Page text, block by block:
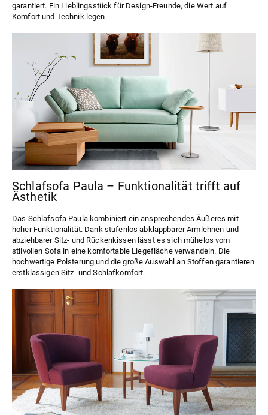
garantiert. Ein Lieblingsstück für Design-Freunde, die Wert auf
Komfort und Technik legen.
Schlafsofa Paula – Funktionalität trifft auf
Ästhetik
Das Schlafsofa Paulakombiniert ein ansprechendes Äußeres mit
hoher Funktionalität. Dank stufenlos abklappbarer Armlehnen und
abziehbarer Sitz- und Rückenkissen lässt es sich mühelos vom
stilvollen Sofa in eine komfortable Liegefläche verwandeln. Die
hochwertige Polsterung und die große Auswahl an Stoffen garantieren
erstklassigen Sitz- und Schlafkomfort.